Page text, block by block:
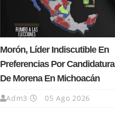
Morón, Líder Indiscutible En
Preferencias Por Candidatura
De Morena En Michoacán
Adm3 05 Ago 2026